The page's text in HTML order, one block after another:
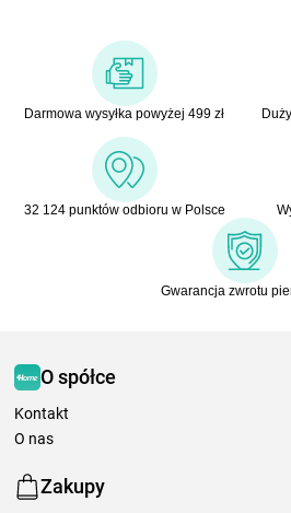
Darmowa wysyłka powyżej 499 zł
32 124 punktów odbioru w Polsce
Gwarancja zwrotu
O spółce
Kontakt
O nas
Zakupy